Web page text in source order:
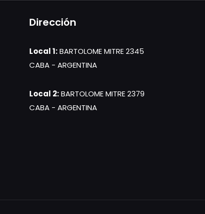
Dirección
Local 1:BARTOLOME MITRE 2345
CABA - ARGENTINA
Local 2:BARTOLOME MITRE 2379
CABA - ARGENTINA